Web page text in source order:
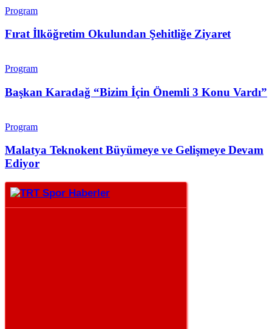
Program
Fırat İlköğretim Okulundan Şehitliğe Ziyaret
Program
Başkan Karadağ “Bizim İçin Önemli 3 Konu Vardı”
Program
Malatya Teknokent Büyümeye ve Gelişmeye Devam
Ediyor